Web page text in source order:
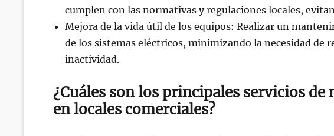
cumplen con las normativas y regulaciones locales,
Mejora de la vida útil de los equipos: Realizar un
de los sistemas eléctricos, minimizando la necesidad de
inactividad.
¿Cuáles son los principales servicios
en locales comerciales?